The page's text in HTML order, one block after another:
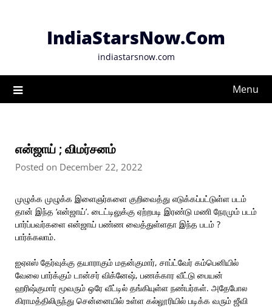
IndiaStarsNow.Com
indiastarsnow.com
Menu
என்ஜாய் ; விமர்சனம்
Posted on December 22, 2022
முழுக்க முழுக்க இளைஞர்களை குறிவைத்து எடுக்கப்பட்டுள்ள படம்
தான் இந்த ‘என்ஜாய்’. டைட்டிலுக்கு ஏற்றபடி இரண்டு மணி நேரமும் படம்
பார்ப்பவர்களை என்ஜாய் பண்ண வைத்துள்ளதா இந்த படம் ?
பார்க்கலாம்.
ஐஏஎஸ் தேர்வுக்கு தயாராகும் மதன்குமார், சாப்ட்வேர் கம்பெனியில்
வேலை பார்க்கும் டான்சர் விக்னேஷ், பணக்கார வீட்டு பையன்
ஹரிஷ்குமார் மூவரும் ஒரே வீட்டில் தங்கியுள்ள நண்பர்கள். அதேபோல
கிராமத்திலிருந்து சென்னையில் உள்ள கல்லூரியில் படிக்க வரும் ஜீவி